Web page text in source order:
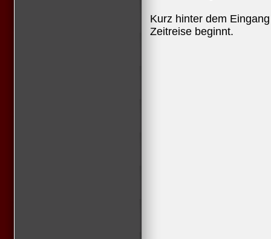
Kurz hinter dem
Zeitreise beginnt.